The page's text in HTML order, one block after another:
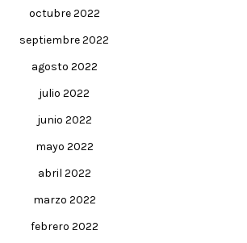
octubre 2022
septiembre 2022
agosto 2022
julio 2022
junio 2022
mayo 2022
abril 2022
marzo 2022
febrero 2022